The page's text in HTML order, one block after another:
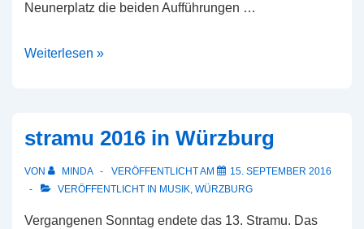
Neunerplatz die beiden Aufführungen …
Improtheaterfestival
Weiterlesen »
stramu 2016 in Würzburg
VON MINDA VERÖFFENTLICHT AM
15. SEPTEMBER 2016
VERÖFFENTLICHT IN MUSIK, WÜRZBURG
Vergangenen Sonntag endete das 13. Stramu. Das